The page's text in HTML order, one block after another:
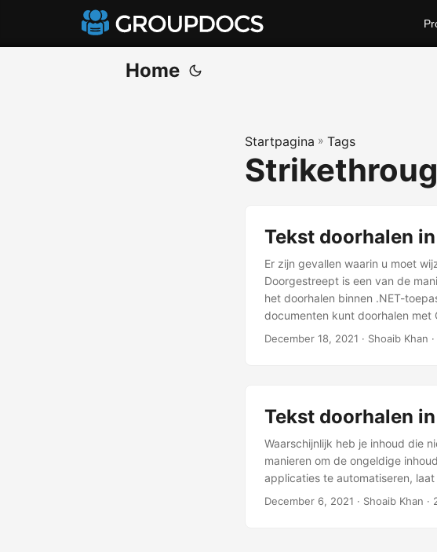
Home
Startpagina » Tags
Tekst doorhalen
Er zijn gevallen waarin u moet
Doorgestreept is een van de
het doorhalen binnen .NET-
documenten kunt doorhalen met
December 18, 2021 · Shoaib Khan
Tekst doorhalen
Waarschijnlijk heb je inhoud die
manieren om de ongeldige
applicaties te automatiseren,
December 6, 2021 · Shoaib Khan ·